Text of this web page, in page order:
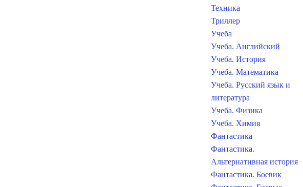
Техника
Триллер
Учеба
Учеба. Английский
Учеба. История
Учеба. Математика
Учеба. Русский язык и
литература
Учеба. Физика
Учеба. Химия
Фантастика
Фантастика.
Альтернативная история
Фантастика. Боевик